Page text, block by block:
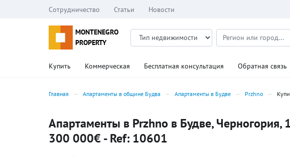
Сотрудничество Статьи Новости
MONTENEGRO
PROPERTY
Купить Коммерческая Бесплатная консультация Обратная связь
Главная Апартаменты в общине Будва Апартаменты в Будве Przhno
Апартаменты в Przhno в Будве, Черногория,
300 000€ - Ref: 10601